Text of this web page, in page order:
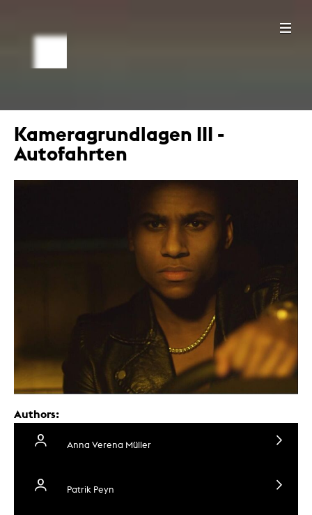
Kameragrundlagen III -
Autofahrten
Authors:
Anna Verena Müller
Patrik Peyn